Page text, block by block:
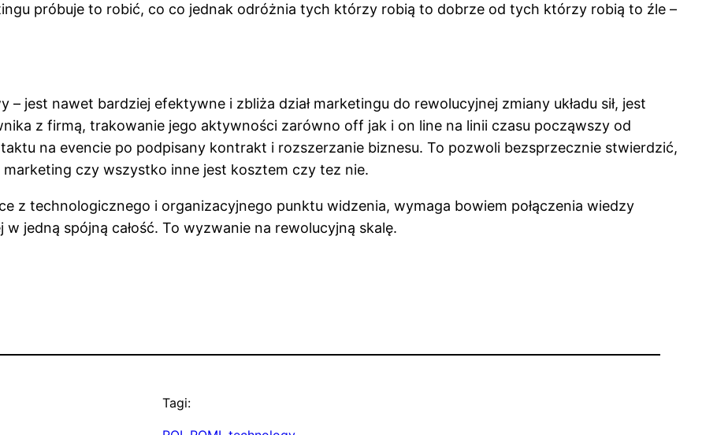
próbuje to robić, co co jednak odróżnia tych którzy robią to dobrze od tych którzy robią to źle –
jest nawet bardziej efektywne i zbliża dział marketingu do rewolucyjnej zmiany układu sił, jest
z firmą, trakowanie jego aktywności zarówno off jak i on line na linii czasu począwszy od
na evencie po podpisany kontrakt i rozszerzanie biznesu. To pozwoli bezsprzecznie stwierdzić,
czy wszystko inne jest kosztem czy tez nie.
z technologicznego i organizacyjnego punktu widzenia, wymaga bowiem połączenia wiedzy
jedną spójną całość. To wyzwanie na rewolucyjną skalę.
Tagi: